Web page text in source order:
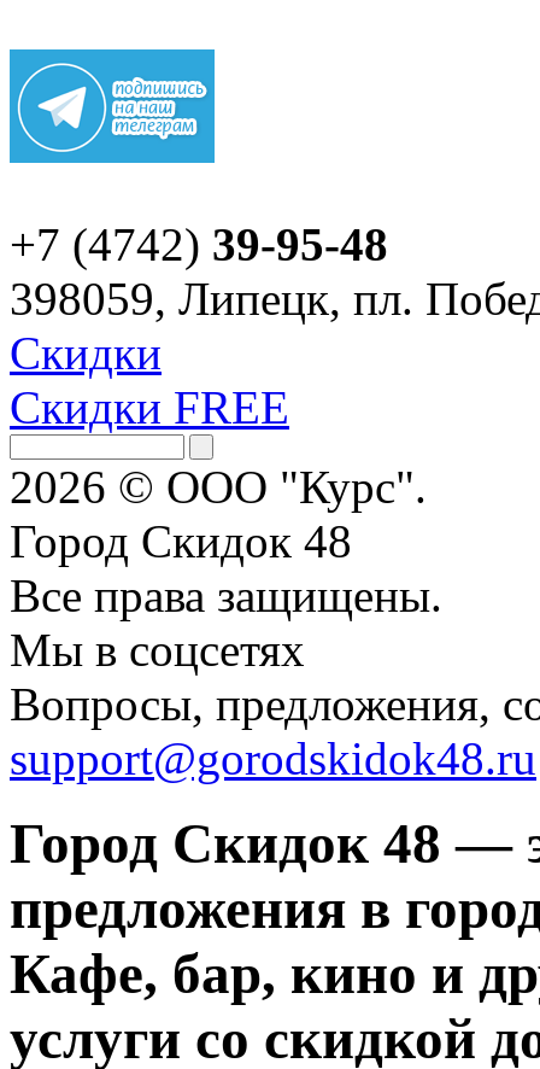
+7 (4742) 39-95-48
398059, Липецк, пл.
Скидки
Скидки FREE
2026 © ООО "Курс".
Город Скидок 48
Все права защищены.
Мы в соцсетях
Вопросы, предложения,
support@gorodskidok48.ru
Город Скидок 48 —
предложения в
Кафе, бар, кино и
услуги со скидкой